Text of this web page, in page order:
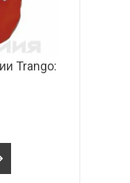
Trango: